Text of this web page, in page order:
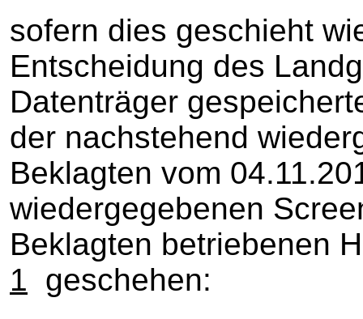
sofern dies geschieht
Entscheidung des
Datenträger
der nachstehend
Beklagten vom
wiedergegebenen
Beklagten betriebenen
1 geschehen: